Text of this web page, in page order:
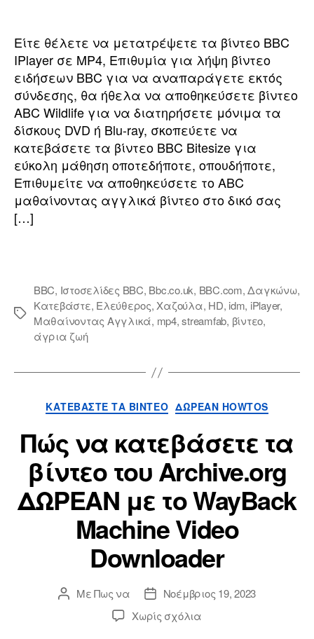
σε
Είτε θέλετε να μετατρέψετε τα βίντεο BBC
IPlayer σε MP4, Επιθυμία για λήψη βίντεο
ειδήσεων BBC για να αναπαράγετε εκτός
σύνδεσης, θα ήθελα να αποθηκεύσετε βίντεο
ABC Wildlife για να διατηρήσετε μόνιμα τα
δίσκους DVD ή Blu-ray, σκοπεύετε να
κατεβάσετε τα βίντεο BBC Bitesize για
εύκολη μάθηση οποτεδήποτε, οπουδήποτε,
Επιθυμείτε να αποθηκεύσετε το ABC
μαθαίνοντας αγγλικά βίντεο στο δικό σας
[…]
Ετικέτες
BBC, Ιστοσελίδες BBC, Bbc.co.uk, BBC.com,Δαγκώνω,
Κατεβάστε, Ελεύθερος, Χαζούλα, HD, idm, iPlayer,
Μαθαίνοντας Αγγλικά, mp4,streamfab, βίντεο,
άγρια ​​ζωή
Κατηγορίες
ΚΑΤΕΒΆΣΤΕ ΤΑ ΒΊΝΤΕΟ ΔΩΡΕΆΝ HOWTOS
Πώς να κατεβάσετε τα
βίντεο του Archive.org
ΔΩΡΕΑΝ με το WayBack
Machine Video
Downloader
Συντάκτης
ανάρτησης
ΜεΠως να
Ημερομηνία
ανάρτησης
Νοέμβριος 19, 2023
Χωρίς σχόλιαεπί